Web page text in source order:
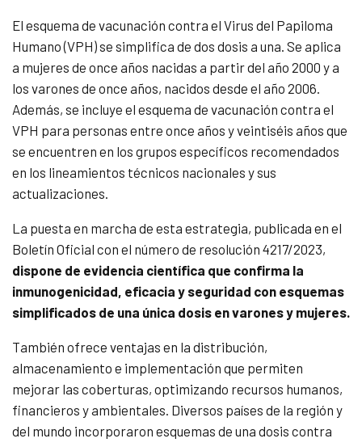
El esquema de vacunación contra el Virus del Papiloma
Humano (VPH) se simplifica de dos dosis a una. Se aplica
a mujeres de once años nacidas a partir del año 2000 y a
los varones de once años, nacidos desde el año 2006.
Además, se incluye el esquema de vacunación contra el
VPH para personas entre once años y veintiséis años que
se encuentren en los grupos específicos recomendados
en los lineamientos técnicos nacionales y sus
actualizaciones.
La puesta en marcha de esta estrategia, publicada en el
Boletín Oficial con el número de resolución 4217/2023,
dispone de evidencia científica que confirma la
inmunogenicidad, eficacia y seguridad con esquemas
simplificados de una única dosis en varones y mujeres.
También ofrece ventajas en la distribución,
almacenamiento e implementación que permiten
mejorar las coberturas, optimizando recursos humanos,
financieros y ambientales. Diversos países de la región y
del mundo incorporaron esquemas de una dosis contra